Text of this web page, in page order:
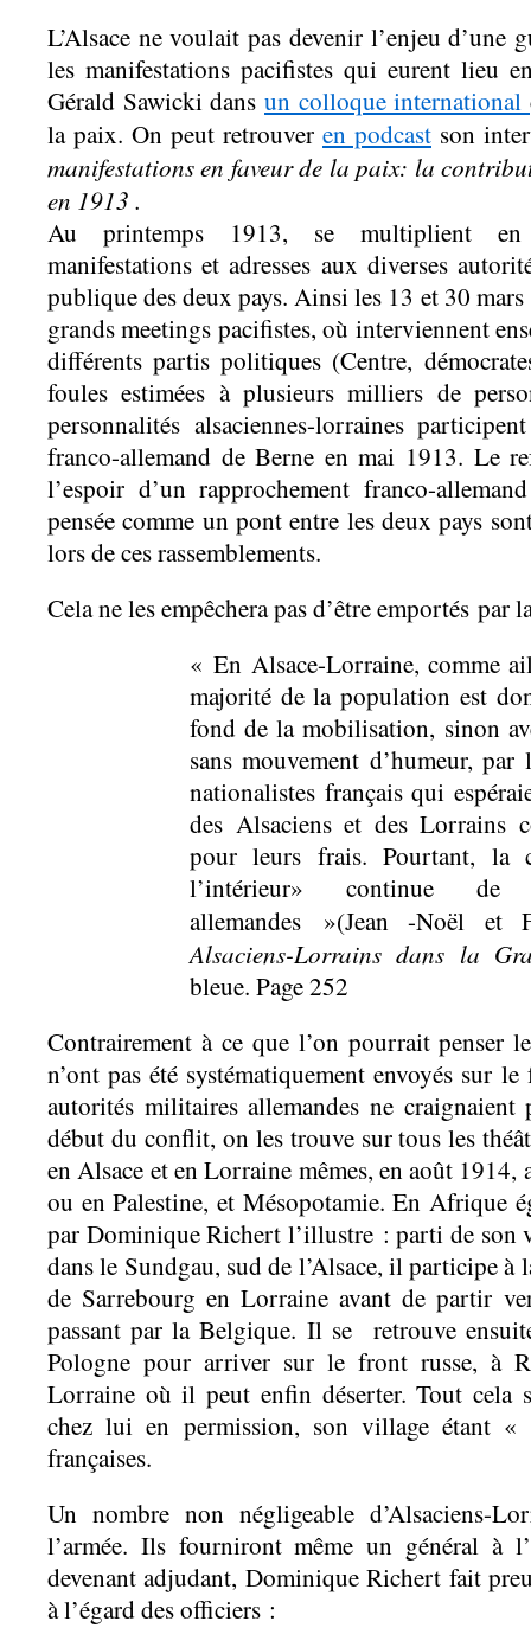
L’Alsace ne voulait pas devenir l’enjeu d’une
les manifestations pacifistes qui eurent lieu
Gérald Sawicki dans un colloque international
la paix. On peut retrouver en podcast son
manifestations en faveur de la paix: la
en 1913 .
Au printemps 1913, se multiplient en
manifestations et adresses aux diverses
publique des deux pays. Ainsi les 13 et 30
grands meetings pacifistes, où interviennent
différents partis politiques (Centre,
foules estimées à plusieurs milliers de
personnalités alsaciennes-lorraines
franco-allemand de Berne en mai 1913. Le
l’espoir d’un rapprochement franco-
pensée comme un pont entre les deux pays
lors de ces rassemblements.
Cela ne les empêchera pas d’être emportés par
« En Alsace-Lorraine, comme
majorité de la population est
fond de la mobilisation, sinon
sans mouvement d’humeur,
nationalistes français qui
des Alsaciens et des Lorrains
pour leurs frais. Pourtant, la
l’intérieur» continue
allemandes »(Jean -Noël et
Alsaciens-Lorrains dans la
bleue. Page 252
Contrairement à ce que l’on pourrait penser
n’ont pas été systématiquement envoyés sur
autorités militaires allemandes ne
début du conflit, on les trouve sur tous les
en Alsace et en Lorraine mêmes, en août 1914,
ou en Palestine, et Mésopotamie. En Afrique
par Dominique Richert l’illustre : parti de son
dans le Sundgau, sud de l’Alsace, il participe
de Sarrebourg en Lorraine avant de partir
passant par la Belgique. Il se retrouve
Pologne pour arriver sur le front russe, à
Lorraine où il peut enfin déserter. Tout cela
chez lui en permission, son village étant
françaises.
Un nombre non négligeable d’Alsaciens-
l’armée. Ils fourniront même un général à
devenant adjudant, Dominique Richert fait
à l’égard des officiers :